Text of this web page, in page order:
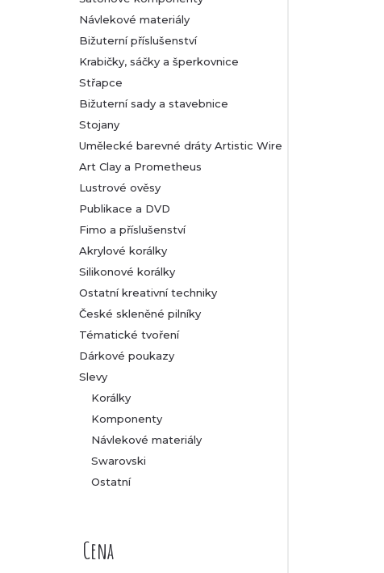
Návlekové materiály
Bižuterní příslušenství
Krabičky, sáčky a šperkovnice
Střapce
Bižuterní sady a stavebnice
Stojany
Umělecké barevné dráty Artistic Wire
Art Clay a Prometheus
Lustrové ověsy
Publikace a DVD
Fimo a příslušenství
Akrylové korálky
Silikonové korálky
Ostatní kreativní techniky
České skleněné pilníky
Tématické tvoření
Dárkové poukazy
Slevy
Korálky
Komponenty
Návlekové materiály
Swarovski
Ostatní
Cena